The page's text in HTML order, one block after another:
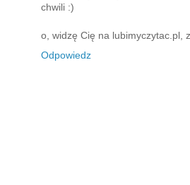
chwili :)
o, widzę Cię na lubimyczytac.pl,
Odpowiedz